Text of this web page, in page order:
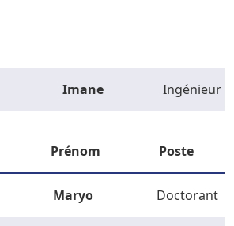
Imane Ingénieur
Prénom Poste
Maryo Doctorant